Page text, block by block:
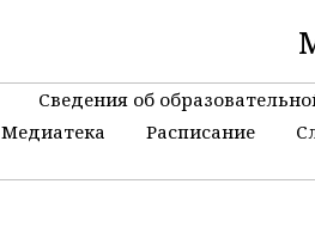
Сведения об
Медиатека
Расписание